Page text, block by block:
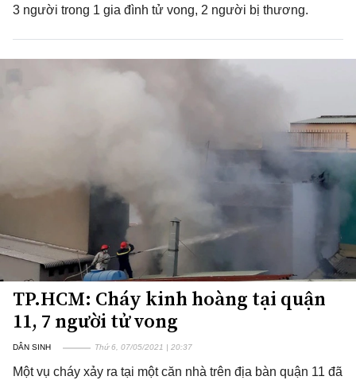
3 người trong 1 gia đình tử vong, 2 người bị thương.
TP.HCM: Cháy kinh hoàng tại quận
11, 7 người tử vong
DÂN SINH Thứ 6, 07/05/2021 | 20:37
Một vụ cháy xảy ra tại một căn nhà trên địa bàn quận 11 đã